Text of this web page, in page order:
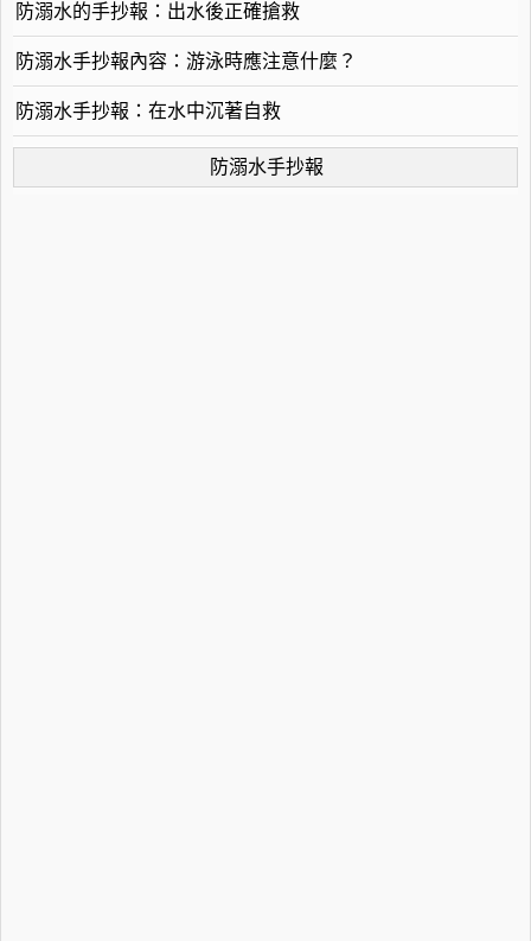
防溺水的手抄報：出水後正確搶救
防溺水手抄報內容：游泳時應注意什麼？
防溺水手抄報：在水中沉著自救
防溺水手抄報